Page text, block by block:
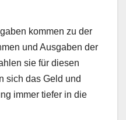
kommen zu der
und Ausgaben der
sie für diesen
sich das Geld und
immer tiefer in die